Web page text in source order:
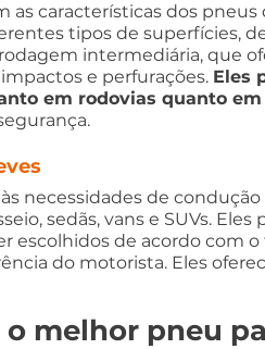
as características dos pneus
tipos de superfícies,
intermediária, que
e perfurações. Eles
em rodovias quanto
necessidades de
sedãs, vans e SUVs.
escolhidos de acordo com o
do motorista. Eles
o melhor pneu